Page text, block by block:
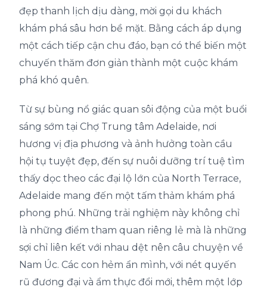
đẹp thanh lịch dịu dàng, mời gọi du khách
khám phá sâu hơn bề mặt. Bằng cách áp dụng
một cách tiếp cận chu đáo, bạn có thể biến một
chuyến thăm đơn giản thành một cuộc khám
phá khó quên.
Từ sự bùng nổ giác quan sôi động của một buổi
sáng sớm tại Chợ Trung tâm Adelaide, nơi
hương vị địa phương và ảnh hưởng toàn cầu
hội tụ tuyệt đẹp, đến sự nuôi dưỡng trí tuệ tìm
thấy dọc theo các đại lộ lớn của North Terrace,
Adelaide mang đến một tấm thảm khám phá
phong phú. Những trải nghiệm này không chỉ
là những điểm tham quan riêng lẻ mà là những
sợi chỉ liên kết với nhau dệt nên câu chuyện về
Nam Úc. Các con hẻm ẩn mình, với nét quyến
rũ đương đại và ẩm thực đổi mới, thêm một lớp